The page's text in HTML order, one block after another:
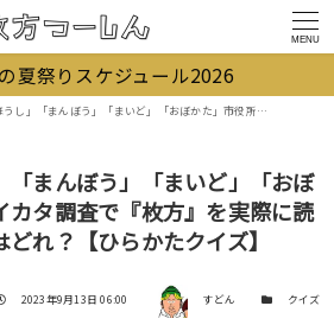
MENU
夏祭りスケジュール2026
う」「まいど」「おぼかた」市役所のマイカタ調査で『枚方』を実際に読み間違えされたのはどれ？【ひらかたクイズ】
「まんぼう」「まいど」「おぼ
カタ調査で『枚方』を実際に読
れ？【ひらかたクイズ】
投稿日
2023年9月13日 06:00 著者 すどん カテゴリー
クイズ